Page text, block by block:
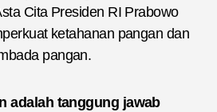
Cita Presiden RI Prabowo
ketahanan pangan dan
pangan.
adalah tanggung jawab